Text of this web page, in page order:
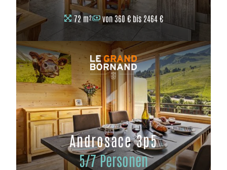
72 m² von 360 € bis 2464 €
Androsace 3p5
5/7 Personen